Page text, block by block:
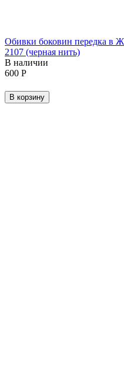
Обивки боковин передка в
2107 (черная нить)
В наличии
‍600‍ Р
В корзину